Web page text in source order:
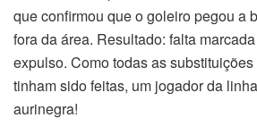
que confirmou que o goleiro pegou a
fora da área. Resultado: falta
expulso. Como todas as
tinham sido feitas, um jogador da
aurinegra!